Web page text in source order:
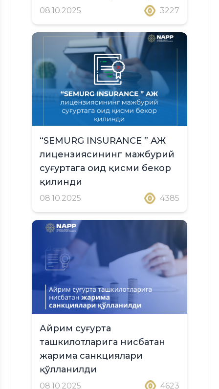
08.10.2025 3227
“SEMURG INSURANCE ” АЖ
лицензиясининг мажбурий
суғуртага оид қисми бекор
қилинди
08.10.2025 4385
Айрим суғурта
ташкилотларига нисбатан
жарима санкциялари
қўлланилди
08.10.2025 4623